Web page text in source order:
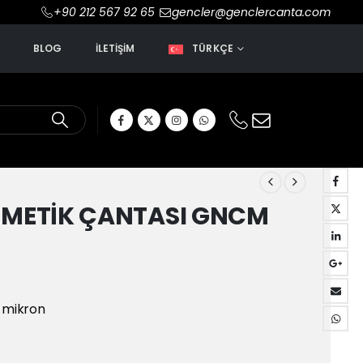
+90 212 567 92 65 gencler@genclercanta.com
BLOG İLETIŞIM TÜRKÇE
ÇANTASI GNCM
mikron